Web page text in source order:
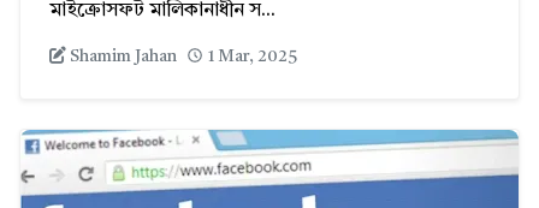
মাইক্রোসফট মালিকানাধীন স...
Shamim Jahan 1 Mar, 2025